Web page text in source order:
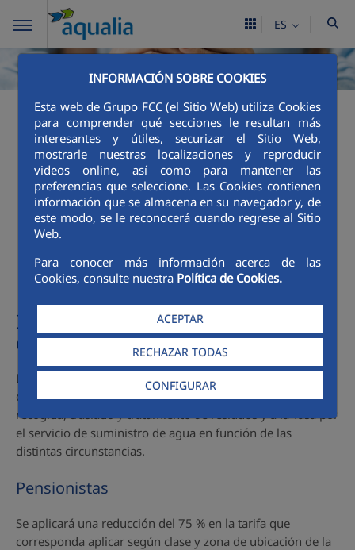
INFORMACIÓN SOBRE COOKIES
Esta web de Grupo FCC (el Sitio Web) utiliza Cookies
para comprender qué secciones le resultan más
interesantes y útiles, securizar el Sitio Web,
mostrarle nuestras localizaciones y reproducir
videos online, así como para mantener las
preferencias que seleccione. Las Cookies contienen
información que se almacena en su navegador y, de
este modo, se le reconocerá cuando regrese al Sitio
Web.
Para conocer más información acerca de las
Cookies, consulte nuestra Política de Cookies.
ACEPTAR
RECHAZAR TODAS
CONFIGURAR
ES
Mecanismos de acción
social del Ayuntamiento
de Sanlúcar de
Información sobre mecanismo,
destinatarios y requisitos
Los ciudadanos de Sanlúcar de Barrameda tienen a su
disposición dos bonificación aplicables a la tasa por
recogida, traslado y tratamiento de residuos y a la Tasa por
el servicio de suministro de agua en función de las
distintas circunstancias.
Pensionistas
Se aplicará una reducción del 75 % en la tarifa que
corresponda aplicar según clase y zona de ubicación de la